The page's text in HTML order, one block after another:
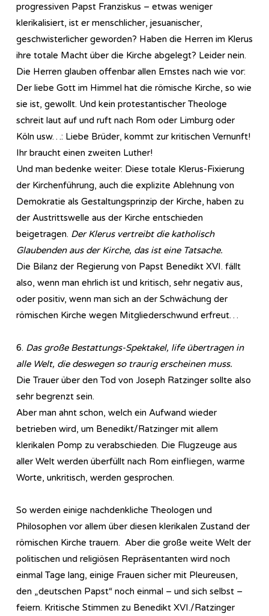
progressiven Papst Franziskus – etwas weniger
klerikalisiert, ist er menschlicher, jesuanischer,
geschwisterlicher geworden? Haben die Herren im Klerus
ihre totale Macht über die Kirche abgelegt? Leider nein.
Die Herren glauben offenbar allen Ernstes nach wie vor:
Der liebe Gott im Himmel hat die römische Kirche, so wie
sie ist, gewollt. Und kein protestantischer Theologe
schreit laut auf und ruft nach Rom oder Limburg oder
Köln usw…: Liebe Brüder, kommt zur kritischen Vernunft!
Ihr braucht einen zweiten Luther!
Und man bedenke weiter: Diese totale Klerus-Fixierung
der Kirchenführung, auch die explizite Ablehnung von
Demokratie als Gestaltungsprinzip der Kirche, haben zu
der Austrittswelle aus der Kirche entschieden
beigetragen. Der Klerus vertreibt die katholisch
Glaubenden aus der Kirche, das ist eine Tatsache.
Die Bilanz der Regierung von Papst Benedikt XVI. fällt
also, wenn man ehrlich ist und kritisch, sehr negativ aus,
oder positiv, wenn man sich an der Schwächung der
römischen Kirche wegen Mitgliederschwund erfreut…
6. Das große Bestattungs-Spektakel, life übertragen in
alle Welt, die deswegen so traurig erscheinen muss.
Die Trauer über den Tod von Joseph Ratzinger sollte also
sehr begrenzt sein.
Aber man ahnt schon, welch ein Aufwand wieder
betrieben wird, um Benedikt/Ratzinger mit allem
klerikalen Pomp zu verabschieden. Die Flugzeuge aus
aller Welt werden überfüllt nach Rom einfliegen, warme
Worte, unkritisch, werden gesprochen.
So werden einige nachdenkliche Theologen und
Philosophen vor allem über diesen klerikalen Zustand der
römischen Kirche trauern. Aber die große weite Welt der
politischen und religiösen Repräsentanten wird noch
einmal Tage lang, einige Frauen sicher mit Pleureusen,
den „deutschen Papst“ noch einmal – und sich selbst –
feiern. Kritische Stimmen zu Benedikt XVI./Ratzinger